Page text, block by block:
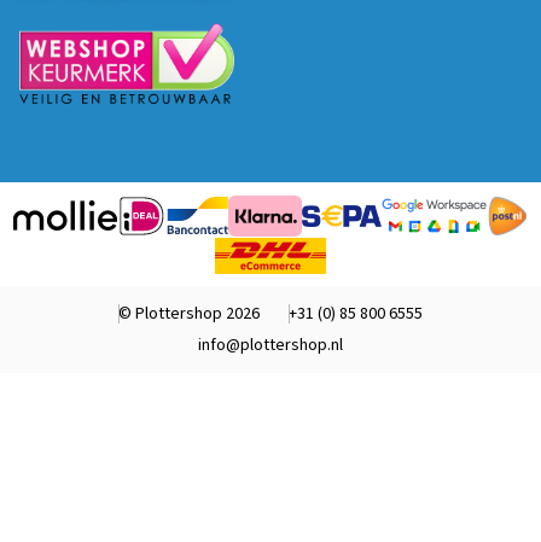
© Plottershop 2026
+31 (0) 85 800 6555
info@plottershop.nl